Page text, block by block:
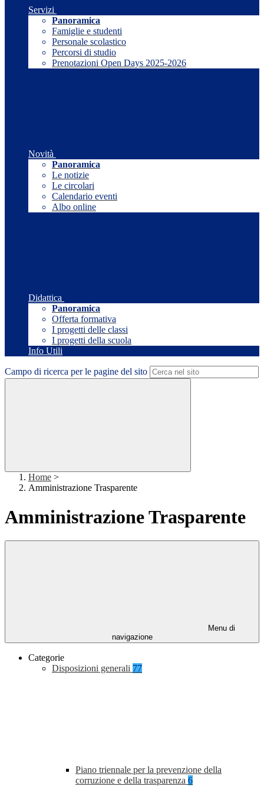
Servizi
Panoramica
Famiglie e studenti
Personale scolastico
Percorsi di studio
Prenotazioni Open Days 2025-2026
Novità
Panoramica
Le notizie
Le circolari
Calendario eventi
Albo online
Didattica
Panoramica
Offerta formativa
I progetti delle classi
I progetti della scuola
Info Utili
Campo di ricerca per le pagine del sito
Home >
Amministrazione Trasparente
Amministrazione Trasparente
Menu di
navigazione
Categorie
Disposizioni generali 77
Piano triennale per la prevenzione della
corruzione e della trasparenza 6